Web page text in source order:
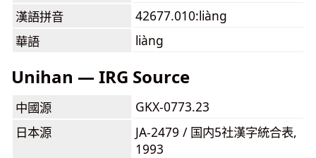
漢語拼音
42677.010:liàng
華語
liàng
Unihan — IRG Source
中國源
GKX-0773.23
日本源
JA-2479 / 国内5社漢字統合表,
1993